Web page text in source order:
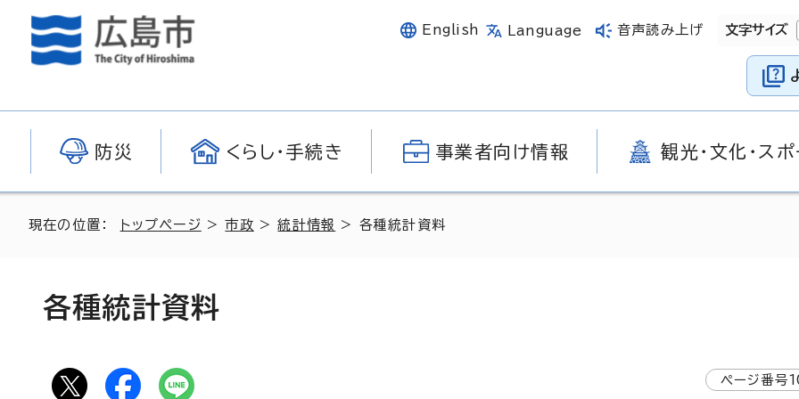
English Language 音声読み上げ 文字サイズ
防災 くらし・手続き 事業者向け情報 観光・文化・ス
現在の位置： トップページ >市政 >統計情報 > 各種統計資料
各種統計資料
ページ番号